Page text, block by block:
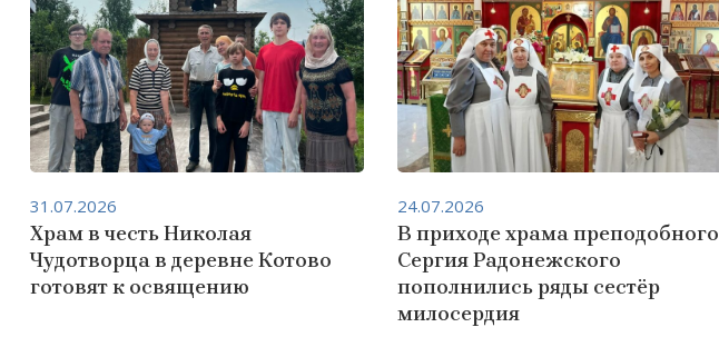
Храм в честь Николая
Чудотворца в деревне Котово
готовят к освящению
31.07.2026
В приходе храма преподобного
Сергия Радонежского
пополнились ряды сестёр
милосердия
24.07.2026